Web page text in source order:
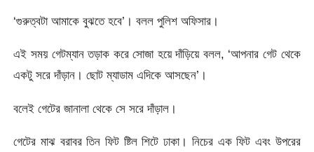
‘গুরুত্বটা আমাকে বুঝতে হবে’। বলল পুলিশ অফিসার।
এই সময় গেটম্যান তড়াক করে সোজা হয়ে দাঁড়িয়ে বলল, ‘আপনার গেট থেকে
একটু সরে দাঁড়ান। ছোট ম্যাডাম এদিকে আসছেন’।
বলেই গেটের জানালা থেকে সে সরে দাঁড়াল।
গেটের মাঝ বরাবর তিন ফিট ষ্টিল শিটে ঢাকা। নিচের এক ফিট এবং উপরের